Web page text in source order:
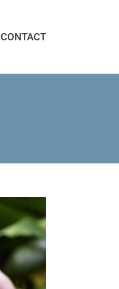
CONTACT